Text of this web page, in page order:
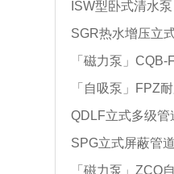
ISW型卧式清水泵
SGR热水增压立
「磁力泵」
「自吸泵」FPZ
QDLF立式多级管
SPG立式屏蔽管
「磁力泵」ZCQ